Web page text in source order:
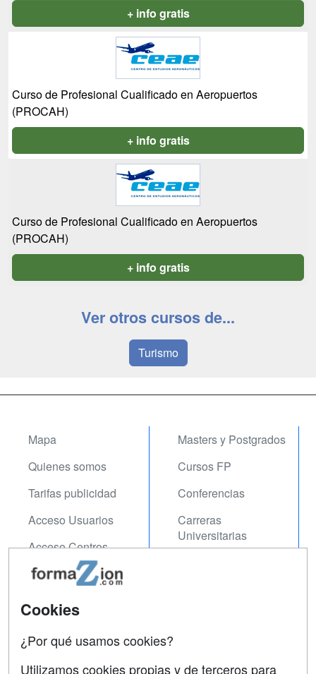
+ info gratis
Curso de Profesional Cualificado en Aeropuertos
(PROCAH)
+ info gratis
Curso de Profesional Cualificado en Aeropuertos
(PROCAH)
+ info gratis
Ver otros cursos de...
Turismo
Mapa
Quienes somos
Tarifas publicidad
Acceso Usuarios
Acceso Centros
Masters y Postgrados
Cursos FP
Conferencias
Carreras
Universitarias
Contactar
Cookies
¿Por qué usamos cookies?
Utilizamos cookies propias y de terceros para